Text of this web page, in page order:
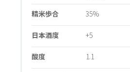
精米歩合
35%
日本酒度 +5
酸度 1.1